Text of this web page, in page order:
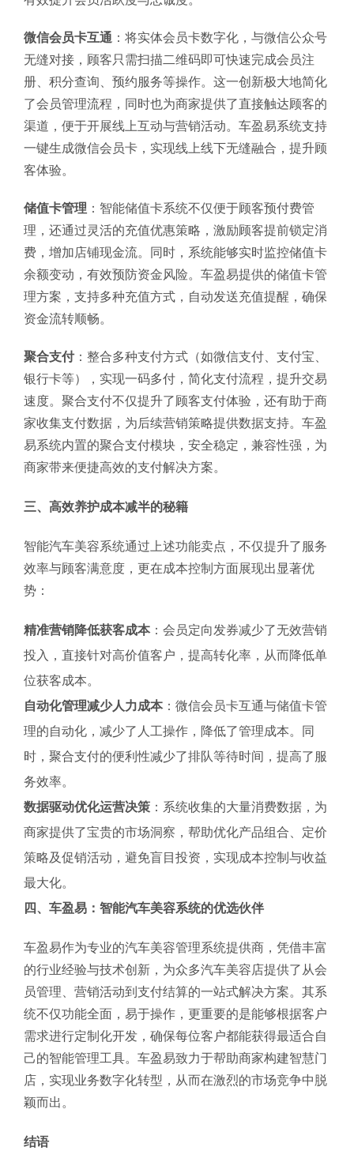
微信会员卡互通 ：将实体会员卡数字化，与微信公众号
无缝对接，顾客只需扫描二维码即可快速完成会员注
册、积分查询、预约服务等操作。这一创新极大地简化
了会员管理流程，同时也为商家提供了直接触达顾客的
渠道，便于开展线上互动与营销活动。车盈易系统支持
一键生成微信会员卡，实现线上线下无缝融合，提升顾
客体验。
储值卡管理 ：智能储值卡系统不仅便于顾客预付费管
理，还通过灵活的充值优惠策略，激励顾客提前锁定消
费，增加店铺现金流。同时，系统能够实时监控储值卡
余额变动，有效预防资金风险。车盈易提供的储值卡管
理方案，支持多种充值方式，自动发送充值提醒，确保
资金流转顺畅。
聚合支付：整合多种支付方式（如微信支付、支付宝、
银行卡等），实现一码多付，简化支付流程，提升交易
速度。聚合支付不仅提升了顾客支付体验，还有助于商
家收集支付数据，为后续营销策略提供数据支持。车盈
易系统内置的聚合支付模块，安全稳定，兼容性强，为
商家带来便捷高效的支付解决方案。
三、高效养护成本减半的秘籍
智能汽车美容系统通过上述功能卖点，不仅提升了服务
效率与顾客满意度，更在成本控制方面展现出显著优
势：
精准营销降低获客成本：会员定向发券减少了无效营销
投入，直接针对高价值客户，提高转化率，从而降低单
位获客成本。
自动化管理减少人力成本：微信会员卡互通与储值卡管
理的自动化，减少了人工操作，降低了管理成本。同
时，聚合支付的便利性减少了排队等待时间，提高了服
务效率。
数据驱动优化运营决策 ：系统收集的大量消费数据，为
商家提供了宝贵的市场洞察，帮助优化产品组合、定价
策略及促销活动，避免盲目投资，实现成本控制与收益
最大化。
四、车盈易：智能汽车美容系统的优选伙伴
车盈易作为专业的汽车美容管理系统提供商，凭借丰富
的行业经验与技术创新，为众多汽车美容店提供了从会
员管理、营销活动到支付结算的一站式解决方案。其系
统不仅功能全面，易于操作，更重要的是能够根据客户
需求进行定制化开发，确保每位客户都能获得最适合自
己的智能管理工具。车盈易致力于帮助商家构建智慧门
店，实现业务数字化转型，从而在激烈的市场竞争中脱
颖而出。
结语